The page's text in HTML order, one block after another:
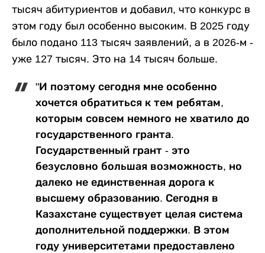
тысяч абитуриентов и добавил, что конкурс в
этом году был особенно высоким. В 2025 году
было подано 113 тысяч заявлений, а в 2026-м -
уже 127 тысяч. Это на 14 тысяч больше.
"И поэтому сегодня мне особенно
хочется обратиться к тем ребятам,
которым совсем немного не хватило до
государственного гранта.
Государственный грант - это
безусловно большая возможность, но
далеко не единственная дорога к
высшему образованию. Сегодня в
Казахстане существует целая система
дополнительной поддержки. В этом
году университетами предоставлено